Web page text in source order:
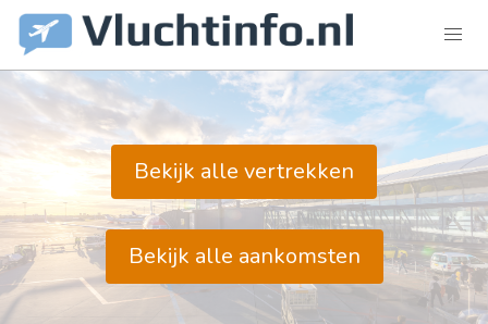
Bekijk alle vertrekken
Bekijk alle aankomsten